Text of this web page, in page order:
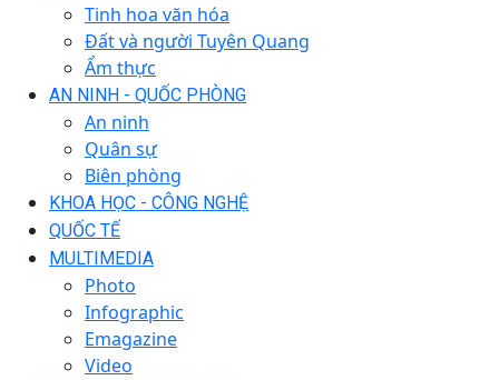
Tinh hoa văn hóa
Đất và người Tuyên Quang
Ẩm thực
AN NINH - QUỐC PHÒNG
An ninh
Quân sự
Biên phòng
KHOA HỌC - CÔNG NGHỆ
QUỐC TẾ
MULTIMEDIA
Photo
Infographic
Emagazine
Video